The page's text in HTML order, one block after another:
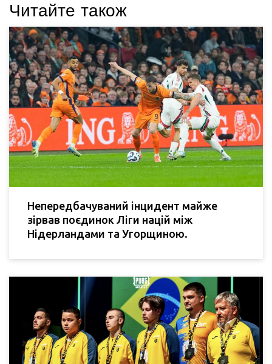
Читайте також
Непередбачуваний інцидент майже
зірвав поєдинок Ліги націй між
Нідерландами та Угорщиною.